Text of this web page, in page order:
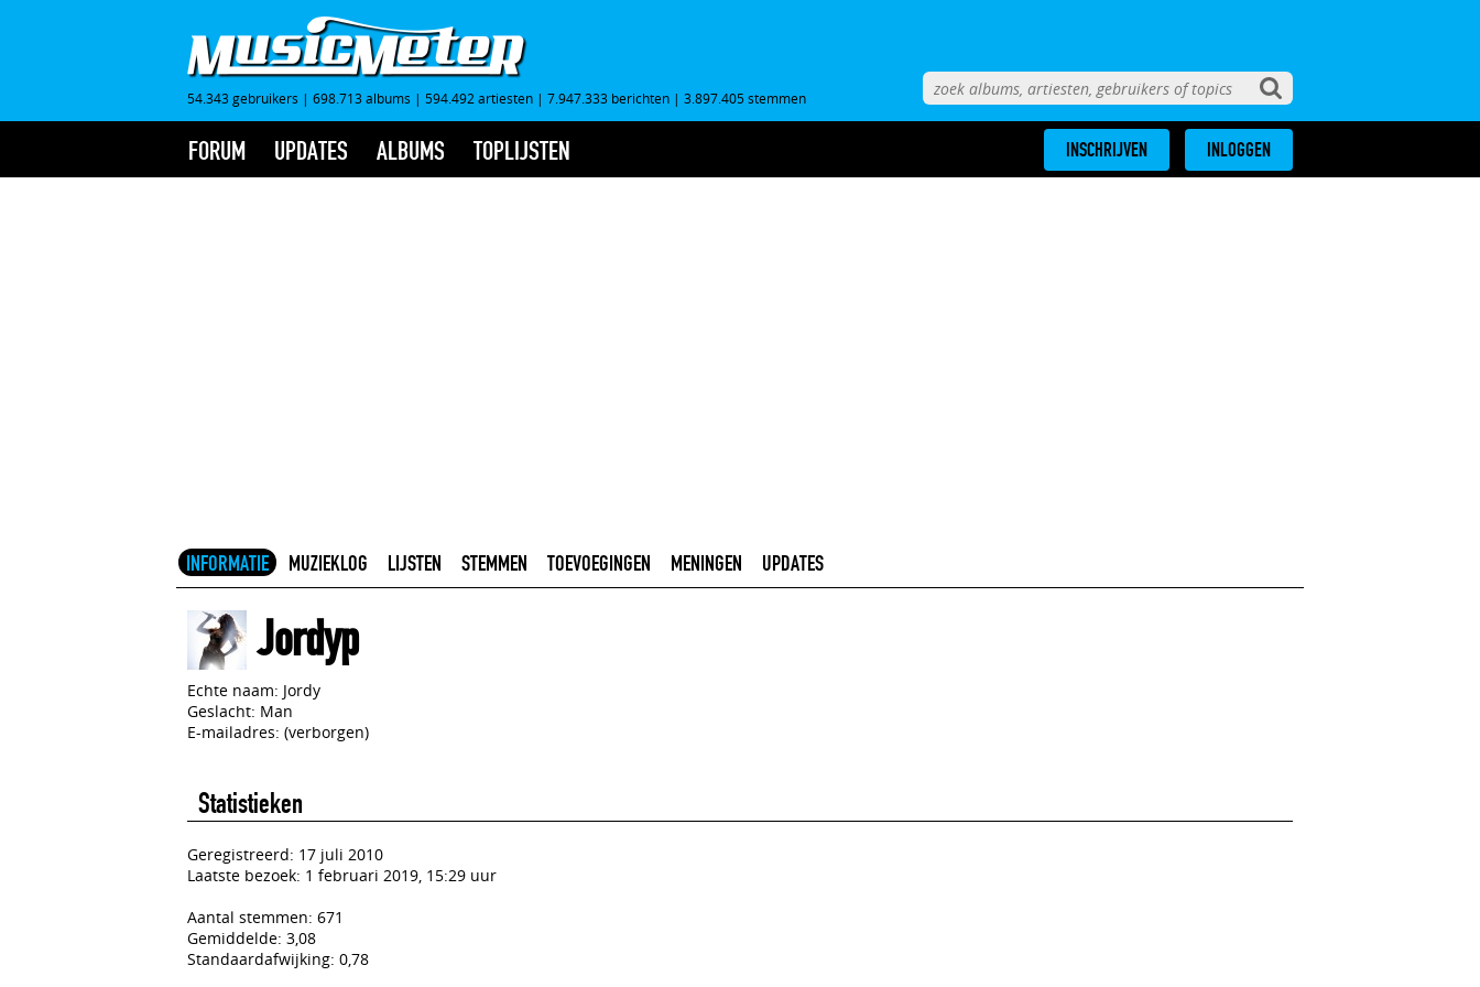
54.343 gebruikers | 698.713 albums | 594.492 artiesten | 7.947.333 berichten | 3.897.405 stemmen
FORUM UPDATES ALBUMS TOPLIJSTEN INSCHRIJVEN INLOGGEN
INFORMATIE MUZIEKLOG LIJSTEN STEMMEN TOEVOEGINGEN MENINGEN UPDATES
Jordyp
Echte naam: Jordy
Geslacht: Man
E-mailadres: (verborgen)
Statistieken
Geregistreerd: 17 juli 2010
Laatste bezoek: 1 februari 2019, 15:29 uur
Aantal stemmen: 671
Gemiddelde: 3,08
Standaardafwijking: 0,78